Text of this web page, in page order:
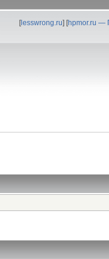
[lesswrong.ru] [hpmor.ru